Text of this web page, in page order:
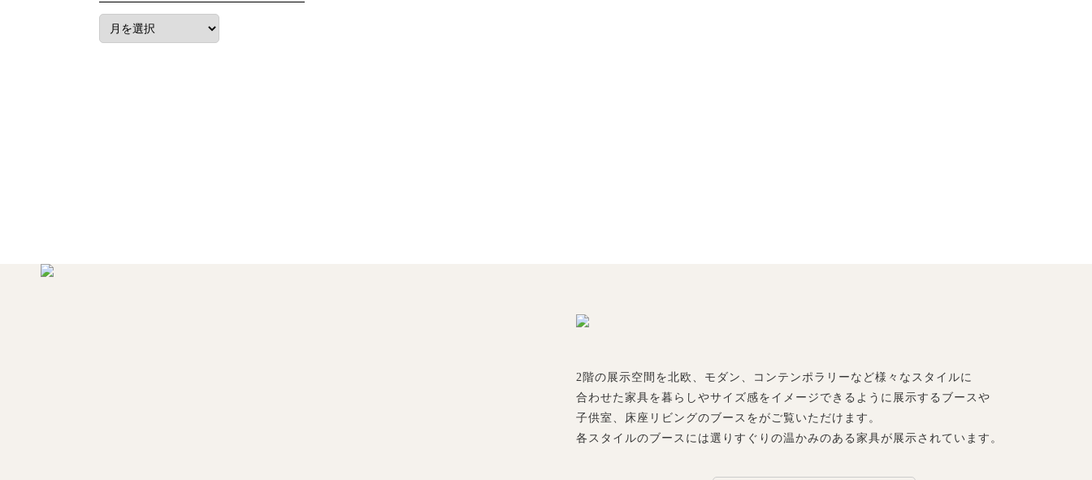
2階の展示空間を北欧、モダン、コンテンポラリーなど様々なスタイルに
合わせた家具を暮らしやサイズ感をイメージできるように展示するブースや
子供室、床座リビングのブースをがご覧いただけます。
各スタイルのブースには選りすぐりの温かみのある家具が展示されています。